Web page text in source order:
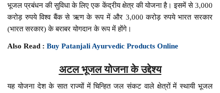
भूजल प्रबंधन की सुविधा के लिए एक केंद्रीय क्षेत्र की योजना है। इसमें से 3,000
करोड़ रुपये विश्व बैंक से ऋण के रूप में और 3,000 करोड़ रुपये भारत सरकार
(भारत सरकार) के बराबर योगदान के रूप में होंगे।
Also Read :Buy Patanjali Ayurvedic Products Online
अटल भूजल योजना के उद्देश्य
यह योजना देश के सात राज्यों में चिन्हित जल संकट वाले क्षेत्रों में स्थायी भूजल